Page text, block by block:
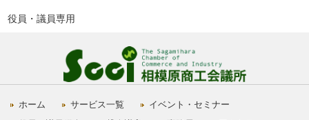
役員・議員専用
ホーム サービス一覧
イベント・セミナー